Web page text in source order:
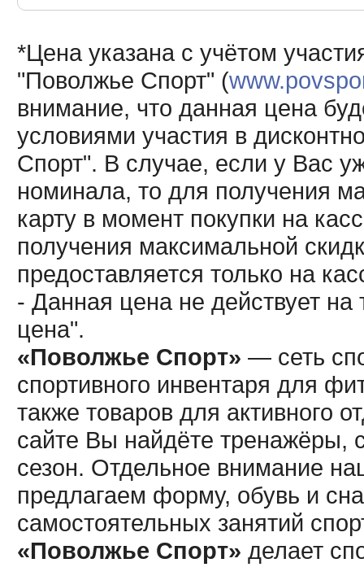
*Цена указана с учётом
"Поволжье Спорт" (
внимание, что данная цена
условиями участия в
Спорт". В случае, если у Вас
номинала, то для получения
карту в момент покупки на
получения максимальной
предоставляется только на
- Данная цена не действует
цена".
«Поволжье Спорт» — сеть
спортивного инвентаря для
также товаров для активного
сайте Вы найдёте тренажёры,
сезон. Отдельное внимание
предлагаем форму, обувь и
самостоятельных занятий
«Поволжье Спорт» делает